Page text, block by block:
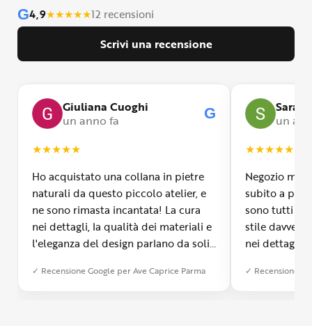
G4,9★★★★★12 recensioni
Scrivi una recensione
Giuliana Cuoghi
un anno fa
G
★★★★★
Ho acquistato una collana in pietre
naturali da questo piccolo atelier, e
ne sono rimasta incantata! La cura
nei dettagli, la qualità dei materiali e
l'eleganza del design parlano da soli.
stato impeccabile: veloce, preciso e
✓ Recensione Google per Ave Caprice Parma
Sara
un
★★★★★
Negozio
subito a
sono tutti
stile davvero
nei dettagli,
qualità e si
✓ Recensione